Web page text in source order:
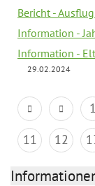
Bericht -
Information -
Information -
29.02.2024
1
11
12